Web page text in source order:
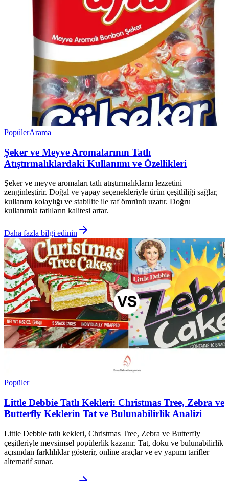
PopülerArama
Şeker ve Meyve Aromalarının Tatlı
Atıştırmalıklardaki Kullanımı ve Özellikleri
Şeker ve meyve aromaları tatlı atıştırmalıkların lezzetini
zenginleştirir. Doğal ve yapay seçenekleriyle ürün çeşitliliği sağlar,
kullanım kolaylığı ve stabilite ile raf ömrünü uzatır. Doğru
kullanımla tatlıların kalitesi artar.
Daha fazla bilgi edinin
Popüler
Little Debbie Tatlı Kekleri: Christmas Tree, Zebra ve
Butterfly Keklerin Tat ve Bulunabilirlik Analizi
Little Debbie tatlı kekleri, Christmas Tree, Zebra ve Butterfly
çeşitleriyle mevsimsel popülerlik kazanır. Tat, doku ve bulunabilirlik
açısından farklılıklar gösterir, online araçlar ve ev yapımı tarifler
alternatif sunar.